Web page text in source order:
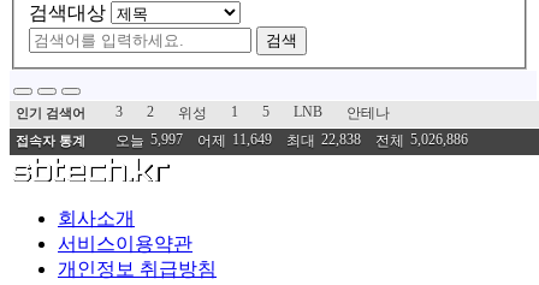
검색대상
검색
인기 검색어 3 2 위성 1 5 LNB 안테나
접속자 통계 오늘 5,997 어제 11,649 최대 22,838 전체 5,026,886
회사소개
서비스이용약관
개인정보 취급방침